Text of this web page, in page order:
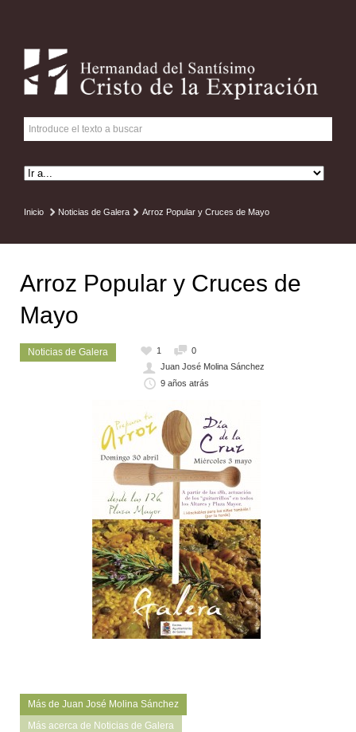
Inicio Noticias de Galera Arroz Popular y Cruces de Mayo
Arroz Popular y Cruces de
Mayo
Noticias de Galera 1
0
Juan José Molina Sánchez
9 años atrás
Más de Juan José Molina Sánchez
Más acerca de Noticias de Galera